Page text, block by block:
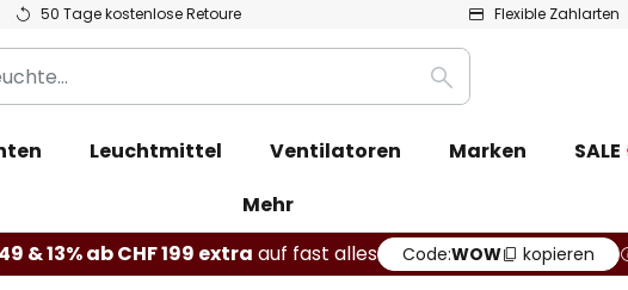
50 Tage kostenlose Retoure Flexible Zahlarten
Suche
Leuchtmittel Ventilatoren Marken SALE
Mehr
& 13% ab CHF 199 extra auf fast alles Code:WOW kopieren